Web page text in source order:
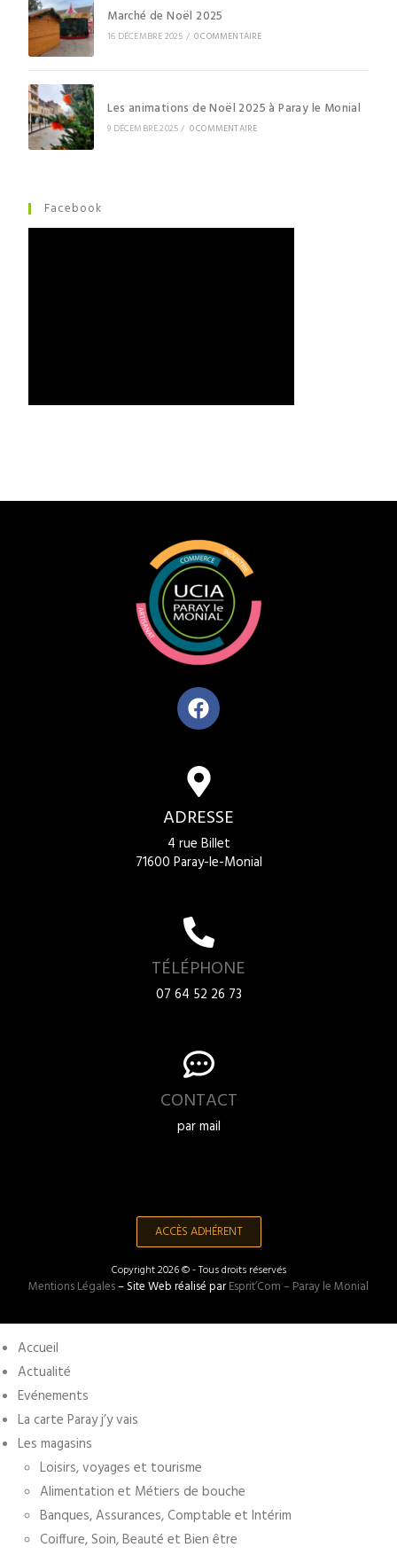
Marché de Noël 2025
16 DÉCEMBRE 2025 / 0 COMMENTAIRE
Les animations de Noël 2025 à Paray le Monial
9 DÉCEMBRE 2025 / 0 COMMENTAIRE
Facebook
ADRESSE
4 rue Billet
71600 Paray-le-Monial
TÉLÉPHONE
07 64 52 26 73
CONTACT
par mail
ACCÈS ADHÉRENT
Copyright 2026 © - Tous droits réservés
Mentions Légales– Site Web réalisé parEsprit’Com – Paray le Monial
Accueil
Actualité
Evénements
La carte Paray j’y vais
Les magasins
Loisirs, voyages et tourisme
Alimentation et Métiers de bouche
Banques, Assurances, Comptable et Intérim
Coiffure, Soin, Beauté et Bien être